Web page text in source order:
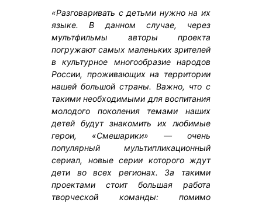
«Разговаривать с детьми нужно на их
языке. В данном случае, через
мультфильмы авторы проекта
погружают самых маленьких зрителей
в культурное многообразие народов
России, проживающих на территории
нашей большой страны. Важно, что с
такими необходимыми для воспитания
молодого поколения темами наших
детей будут знакомить их любимые
герои, «Смешарики» — очень
популярный мультипликационный
сериал, новые серии которого ждут
дети во всех регионах. За такими
проектами стоит большая работа
творческой команды: помимо